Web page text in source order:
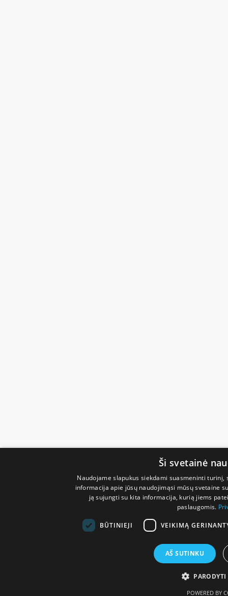
Ši svetainė
Naudojame slapukus siekdami suasmeninti
informacija apie jūsų naudojimąsi mūsų svetaine
ją sujungti su kita informacija, kurią jiems
paslaugomis.
BŪTINIEJI VEIKIMĄ
AŠ SUTINKU
POWERED BY